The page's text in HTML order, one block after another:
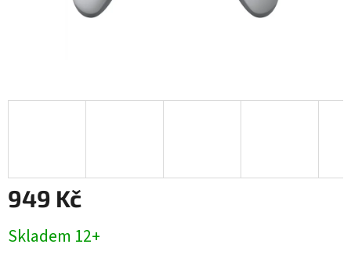
949 Kč
cena:
Skladem 12+